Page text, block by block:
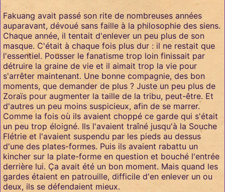
Fakuang avait passé son rite de nombreuses années
auparavant, dévoué sans faille à la philosophie des siens.
Chaque année, il tentait d'enlever un peu plus de son
masque. C'était à chaque fois plus dur : il ne restait que
l'essentiel. Pousser le fanatisme trop loin finissait par
détruire la graine de vie et il aimait trop la vie pour
s'arrêter maintenant. Une bonne compagnie, des bon
moments, que demander de plus ? Juste un peu plus de
Zoraïs pour augmenter la taille de la tribu, peut-être. Et
d'autres un peu moins suspicieux, afin de se marrer.
Comme la fois où ils avaient choppé ce garde qui s'était
un peu trop éloigné. Ils l'avaient traîné jusqu'à la Souche
Flétrie et l'avaient suspendu par les pieds au dessus
d'une des plates-formes. Puis ils avaient rabattu un
kincher sur la plate-forme en question et bouché l'entrée
derrière lui. Ça avait été un bon moment. Mais quand les
gardes étaient en patrouille, difficile d'en enlever un ou
deux, ils se défendaient mieux.